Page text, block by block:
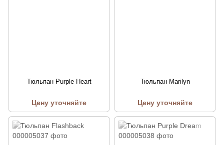
Тюльпан Purple Heart
Цену уточняйте
Тюльпан Marilyn
Цену уточняйте